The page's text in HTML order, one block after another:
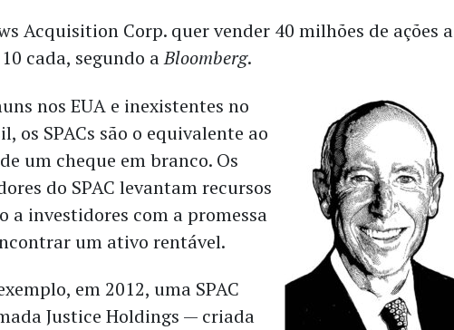
Acquisition Corp. quer vender 40 milhões de ações a
10 cada, segundo aBloomberg.
nos EUA e inexistentes no
os SPACs são o equivalente ao
um cheque em branco. Os
do SPAC levantam recursos
a investidores com a promessa
um ativo rentável.
em 2012, uma SPAC
Justice Holdings — criada